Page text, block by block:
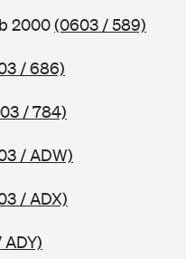
2000(0603 / 589)
/ 686)
/ 784)
/ ADW)
/ ADX)